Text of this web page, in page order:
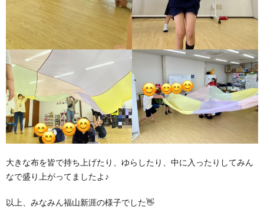
大きな布を皆で持ち上げたり、ゆらしたり、中に入ったりしてみん
なで盛り上がってましたよ♪
以上、みなみん福山新涯の様子でした👋